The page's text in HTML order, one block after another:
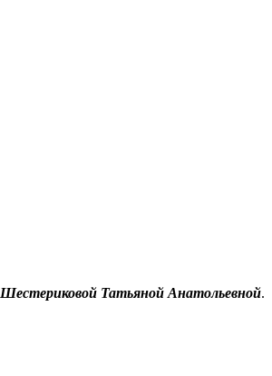
Шестериковой Татьяной Анатольевной.